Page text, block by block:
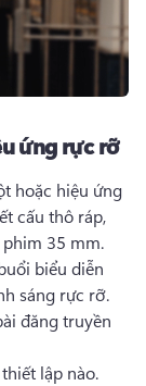
ứng rực rỡ
hoặc hiệu ứng
cấu thô ráp,
biểu diễn
đăng truyền
lập nào.